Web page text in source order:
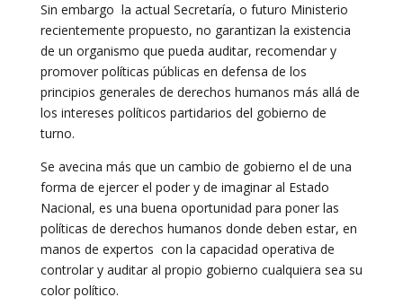
Sin embargo la actual Secretaría, o futuro Ministerio
recientemente propuesto, no garantizan la existencia
de un organismo que pueda auditar, recomendar y
promover políticas públicas en defensa de los
principios generales de derechos humanos más allá de
los intereses políticos partidarios del gobierno de
turno.
Se avecina más que un cambio de gobierno el de una
forma de ejercer el poder y de imaginar al Estado
Nacional, es una buena oportunidad para poner las
políticas de derechos humanos donde deben estar, en
manos de expertos con la capacidad operativa de
controlar y auditar al propio gobierno cualquiera sea su
color político.